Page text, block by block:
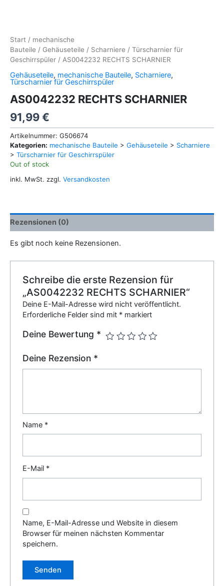
Start / mechanische
Bauteile / Gehäuseteile / Scharniere / Türscharnier für
Geschirrspüler / AS0042232 RECHTS SCHARNIER
Gehäuseteile, mechanische Bauteile, Scharniere,
Türscharnier für Geschirrspüler
AS0042232 RECHTS SCHARNIER
91,99€
Artikelnummer: G506674
Kategorien: mechanische Bauteile > Gehäuseteile > Scharniere
> Türscharnier für Geschirrspüler
Out of stock
inkl. MwSt. zzgl. Versandkosten
Rezensionen (0)
Es gibt noch keine Rezensionen.
Schreibe die erste Rezension für
„AS0042232 RECHTS SCHARNIER“
Deine E-Mail-Adresse wird nicht veröffentlicht.
Erforderliche Felder sind mit * markiert
Deine Bewertung *
Deine Rezension *
Name *
E-Mail *
Name, E-Mail-Adresse und Website in diesem
Browser für meinen nächsten Kommentar
speichern.